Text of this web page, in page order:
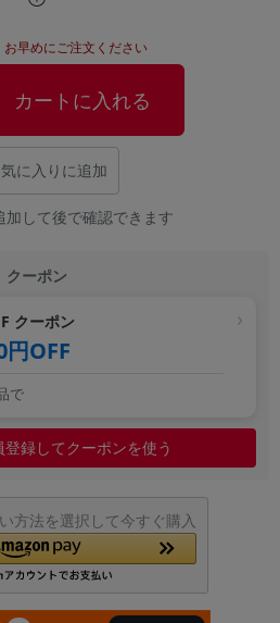
早めにご注文ください
カートに入れる
に入りに追加
加して後で確認できます
クーポン
クーポン
OFF
で
録してクーポンを使う
方法を選択して今すぐ購入
月 から